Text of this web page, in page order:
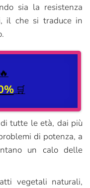
sia la resistenza
il che si traduce in
🔥
🛒
tutte le età, dai più
di potenza, a
un calo delle
vegetali naturali,